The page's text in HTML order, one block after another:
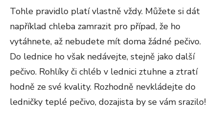
Tohle pravidlo platí vlastně vždy. Můžete si dát
například chleba zamrazit pro případ, že ho
vytáhnete, až nebudete mít doma žádné pečivo.
Do lednice ho však nedávejte, stejně jako další
pečivo. Rohlíky či chléb v lednici ztuhne a ztratí
hodně ze své kvality. Rozhodně nevkládejte do
ledničky teplé pečivo, dozajista by se vám srazilo!